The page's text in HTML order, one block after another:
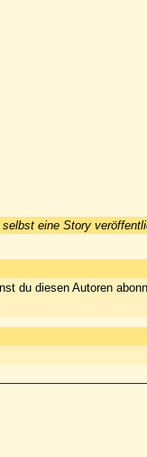
eine Story
du diesen Autoren